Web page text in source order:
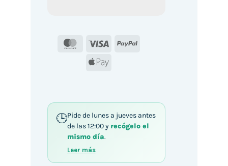
MasterCard
Visa
PayPal
Apple
Pide de lunes a jueves antes
de las 12:00 y recógelo el
mismo día.
Leer más